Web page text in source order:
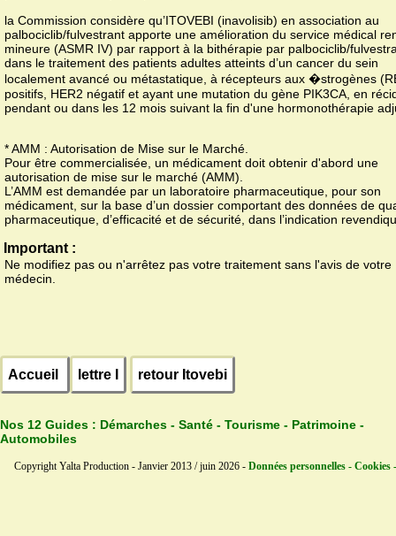
la Commission considère qu’ITOVEBI (inavolisib) en association au
palbociclib/fulvestrant apporte une amélioration du service médical
mineure (ASMR IV) par rapport à la bithérapie par palbociclib/
dans le traitement des patients adultes atteints d’un cancer du sein
localement avancé ou métastatique, à récepteurs aux �strogènes
positifs, HER2 négatif et ayant une mutation du gène PIK3CA, en
pendant ou dans les 12 mois suivant la fin d'une hormonothérapie
* AMM : Autorisation de Mise sur le Marché.
Pour être commercialisée, un médicament doit obtenir d'abord une
autorisation de mise sur le marché (AMM).
L’AMM est demandée par un laboratoire pharmaceutique, pour son
médicament, sur la base d’un dossier comportant des données de
pharmaceutique, d’efficacité et de sécurité, dans l’indication
Important :
Ne modifiez pas ou n'arrêtez pas votre traitement sans l'avis de votre
médecin.
Accueil lettre I retour Itovebi
Nos 12 Guides : Démarches - Santé - Tourisme - Patrimoine -
Automobiles
Copyright Yalta Production - Janvier 2013 / juin 2026 - Données personnelles - Cookies